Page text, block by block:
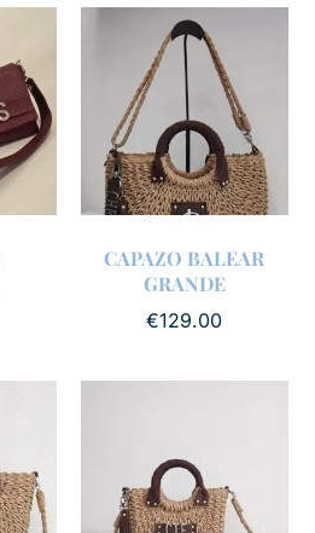
CAPAZO BALEAR
GRANDE
€129.00